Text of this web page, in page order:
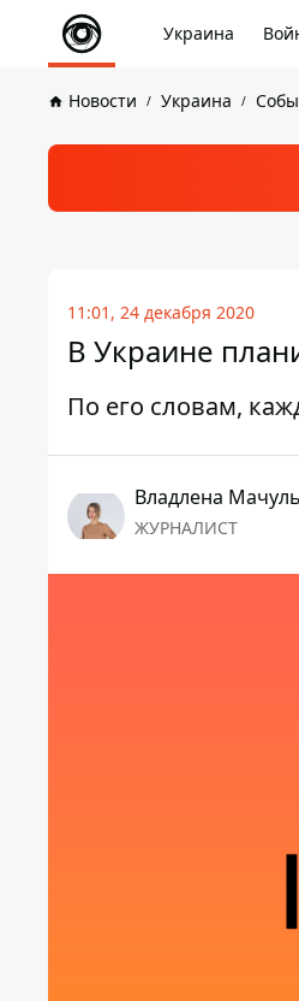
Украина
Новости Украина
11:01, 24 декабря 2020
В Украине
По его словам,
Владлена
ЖУРНАЛИСТ